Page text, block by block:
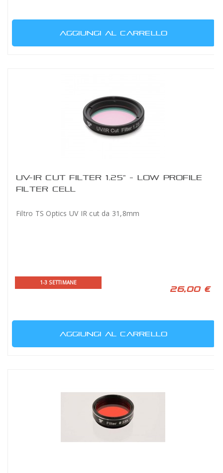
AGGIUNGI AL CARRELLO
UV-IR CUT FILTER 1.25" - LOW PROFILE
FILTER CELL
Filtro TS Optics UV IR cut da 31,8mm
1-3 SETTIMANE
26,00 €
AGGIUNGI AL CARRELLO